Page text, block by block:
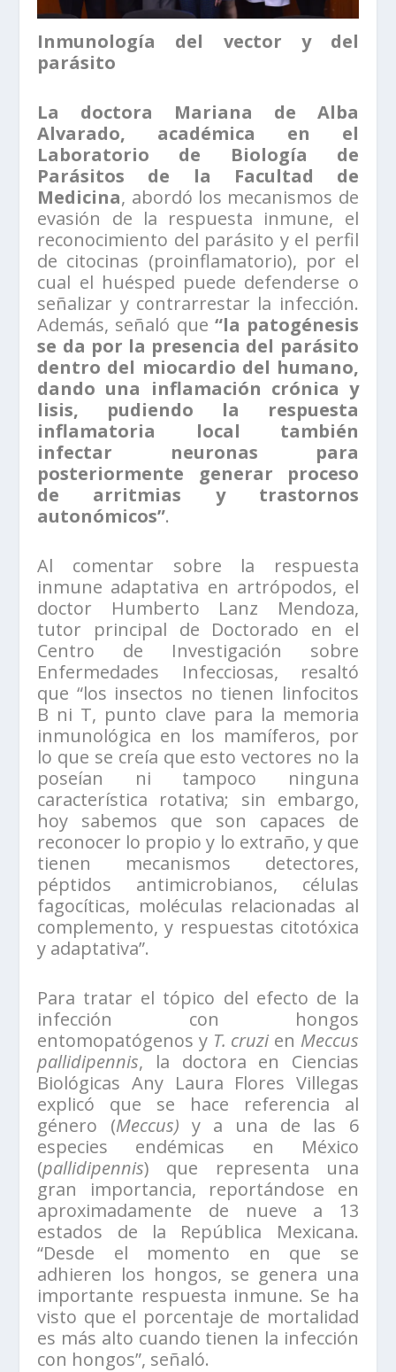
Inmunología del vector y del
parásito
La doctora Mariana de Alba
Alvarado, académica en el
Laboratorio de Biología de
Parásitos de la Facultad de
Medicina, abordó los mecanismos de
evasión de la respuesta inmune, el
reconocimiento del parásito y el perfil
de citocinas (proinflamatorio), por el
cual el huésped puede defenderse o
señalizar y contrarrestar la infección.
Además, señaló que “la patogénesis
se da por la presencia del parásito
dentro del miocardio del humano,
dando una inflamación crónica y
lisis, pudiendo la respuesta
inflamatoria local también
infectar neuronas para
posteriormente generar proceso
de arritmias y trastornos
autonómicos”.
Al comentar sobre la respuesta
inmune adaptativa en artrópodos, el
doctor Humberto Lanz Mendoza,
tutor principal de Doctorado en el
Centro de Investigación sobre
Enfermedades Infecciosas, resaltó
que “los insectos no tienen linfocitos
B ni T, punto clave para la memoria
inmunológica en los mamíferos, por
lo que se creía que esto vectores no la
poseían ni tampoco ninguna
característica rotativa; sin embargo,
hoy sabemos que son capaces de
reconocer lo propio y lo extraño, y que
tienen mecanismos detectores,
péptidos antimicrobianos, células
fagocíticas, moléculas relacionadas al
complemento, y respuestas citotóxica
y adaptativa”.
Para tratar el tópico del efecto de la
infección con hongos
entomopatógenos y T. cruzi en Meccus
pallidipennis, la doctora en Ciencias
Biológicas Any Laura Flores Villegas
explicó que se hace referencia al
género (Meccus) y a una de las 6
especies endémicas en México
(pallidipennis) que representa una
gran importancia, reportándose en
aproximadamente de nueve a 13
estados de la República Mexicana.
“Desde el momento en que se
adhieren los hongos, se genera una
importante respuesta inmune. Se ha
visto que el porcentaje de mortalidad
es más alto cuando tienen la infección
con hongos”, señaló.